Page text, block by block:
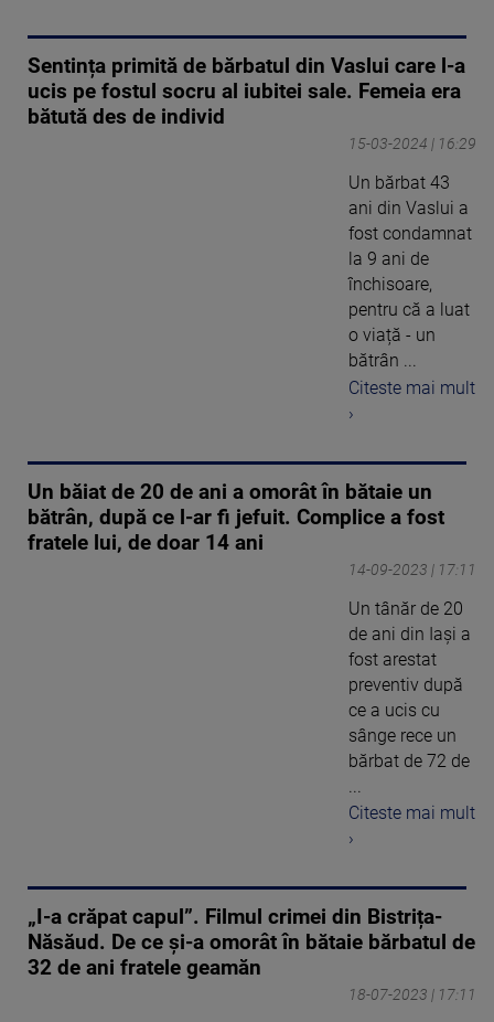
Sentința primită de bărbatul din Vaslui care l-a
ucis pe fostul socru al iubitei sale. Femeia era
bătută des de individ
15-03-2024 | 16:29
Un bărbat 43
ani din Vaslui a
fost condamnat
la 9 ani de
închisoare,
pentru că a luat
o viață - un
bătrân ...
Citeste mai mult
›
Un băiat de 20 de ani a omorât în bătaie un
bătrân, după ce l-ar fi jefuit. Complice a fost
fratele lui, de doar 14 ani
14-09-2023 | 17:11
Un tânăr de 20
de ani din Iași a
fost arestat
preventiv după
ce a ucis cu
sânge rece un
bărbat de 72 de
Citeste mai mult
›
„I-a crăpat capul”. Filmul crimei din Bistrița-
Năsăud. De ce și-a omorât în bătaie bărbatul de
32 de ani fratele geamăn
18-07-2023 | 17:11